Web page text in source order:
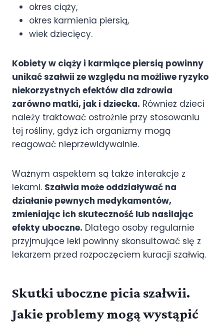
okres ciąży,
okres karmienia piersią,
wiek dziecięcy.
Kobiety w ciąży i karmiące piersią powinny
unikać szałwii ze względu na możliwe ryzyko
niekorzystnych efektów dla zdrowia
zarówno matki, jak i dziecka. Również dzieci
należy traktować ostrożnie przy stosowaniu
tej rośliny, gdyż ich organizmy mogą
reagować nieprzewidywalnie.
Ważnym aspektem są także interakcje z
lekami. Szałwia może oddziaływać na
działanie pewnych medykamentów,
zmieniając ich skuteczność lub nasilając
efekty uboczne. Dlatego osoby regularnie
przyjmujące leki powinny skonsultować się z
lekarzem przed rozpoczęciem kuracji szałwią.
Skutki uboczne picia szałwii.
Jakie problemy mogą wystąpić